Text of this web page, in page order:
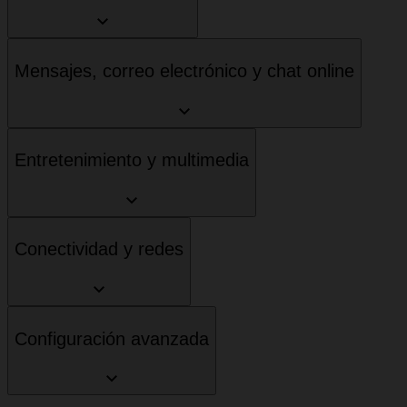
Mensajes, correo electrónico y chat online
Entretenimiento y multimedia
Conectividad y redes
Configuración avanzada